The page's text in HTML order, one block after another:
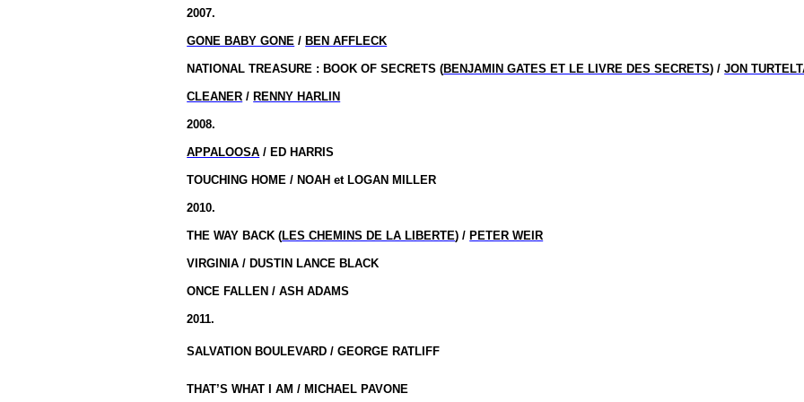
2007.
GONE BABY GONE / BEN AFFLECK
NATIONAL TREASURE : BOOK OF SECRETS (BENJAMIN GATES ET LE LIVRE DES SECRETS) /JON
CLEANER / RENNY HARLIN
2008.
APPALOOSA / ED HARRIS
TOUCHING HOME / NOAH et LOGAN MILLER
2010.
THE WAY BACK (LES CHEMINS DE LA LIBERTE) / PETER WEIR
VIRGINIA / DUSTIN LANCE BLACK
ONCE FALLEN / ASH ADAMS
2011.
SALVATION BOULEVARD / GEORGE RATLIFF
THAT’S WHAT I AM / MICHAEL PAVONE